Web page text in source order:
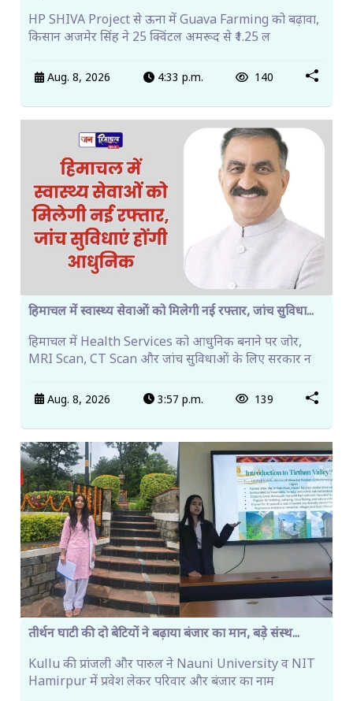
HP SHIVA Project से ऊना में Guava Farming को बढ़ावा,
किसान अजमेर सिंह ने 25 क्विंटल अमरूद से ₹1.25 ल
Aug. 8, 2026 4:33 p.m. 140
हिमाचल में स्वास्थ्य सेवाओं को मिलेगी नई रफ्तार, जांच सुविधा...
हिमाचल में Health Services को आधुनिक बनाने पर जोर,
MRI Scan, CT Scan और जांच सुविधाओं के लिए सरकार न
Aug. 8, 2026 3:57 p.m. 139
तीर्थन घाटी की दो बेटियों ने बढ़ाया बंजार का मान, बड़े संस्थ...
Kullu की प्रांजली और पारुल ने Nauni University व NIT
Hamirpur में प्रवेश लेकर परिवार और बंजार का नाम